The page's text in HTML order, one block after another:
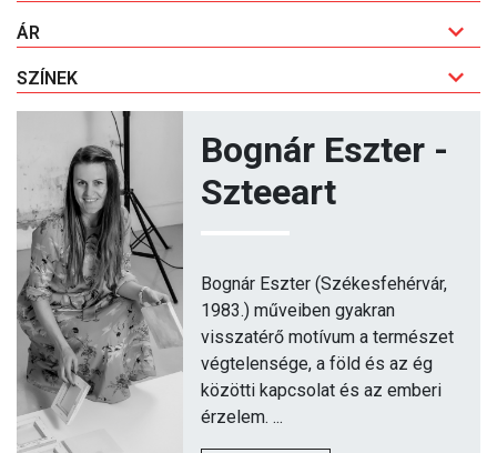
ÁR
SZÍNEK
Bognár Eszter -
Szteeart
Bognár Eszter (Székesfehérvár,
1983.) műveiben gyakran
visszatérő motívum a természet
végtelensége, a föld és az ég
közötti kapcsolat és az emberi
érzelem. ...